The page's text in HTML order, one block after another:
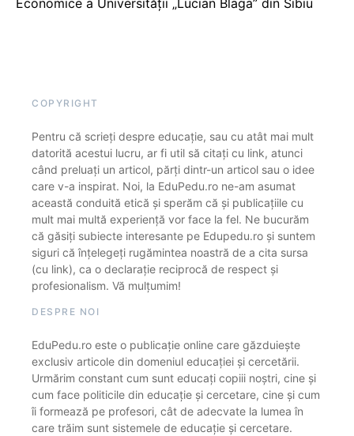
Economice a Universității „Lucian Blaga” din Sibiu
COPYRIGHT
Pentru că scrieți despre educație, sau cu atât mai mult
datorită acestui lucru, ar fi util să citați cu link, atunci
când preluați un articol, părți dintr-un articol sau o idee
care v-a inspirat. Noi, la EduPedu.ro ne-am asumat
această conduită etică și sperăm că și publicațiile cu
mult mai multă experiență vor face la fel. Ne bucurăm
că găsiți subiecte interesante pe Edupedu.ro și suntem
siguri că înțelegeți rugămintea noastră de a cita sursa
(cu link), ca o declarație reciprocă de respect și
profesionalism. Vă mulțumim!
DESPRE NOI
EduPedu.ro este o publicație online care găzduiește
exclusiv articole din domeniul educației și cercetării.
Urmărim constant cum sunt educați copiii noștri, cine și
cum face politicile din educație și cercetare, cine și cum
îi formează pe profesori, cât de adecvate la lumea în
care trăim sunt sistemele de educație și cercetare.